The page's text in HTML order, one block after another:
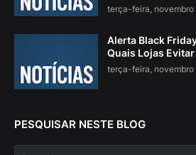
terça-feira,
Alerta Black
Quais Lojas Evitar
terça-feira,
PESQUISAR NESTE BLOG